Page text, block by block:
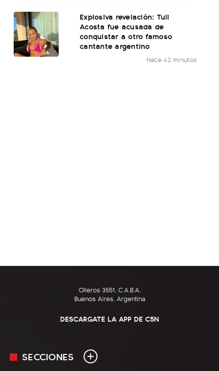
Explosiva revelación: Tuli
Acosta fue acusada de
conquistar a otro famoso
cantante argentino
Hace 42 minutos
Olleros 3551, C.A.B.A.
Buenos Aires, Argentina
DESCARGATE LA APP DE C5N
SECCIONES